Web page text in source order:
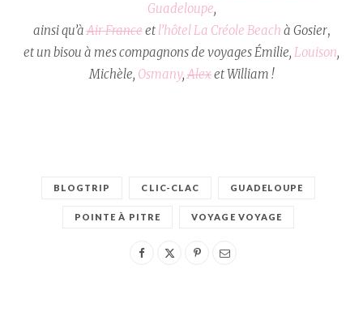
Guadeloupe,
ainsi qu’àAir Franceet l’hôtel La Créole Beach à Gosier,
et un bisou à mes compagnons de voyages Émilie, Louison,
Michèle, Osmany,Alexet William !
BLOGTRIP CLIC-CLAC GUADELOUPE
POINTE À PITRE VOYAGE VOYAGE